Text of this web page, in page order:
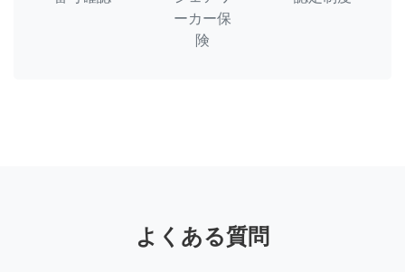
ーカー保
険
よくある質問